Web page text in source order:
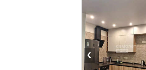
‹